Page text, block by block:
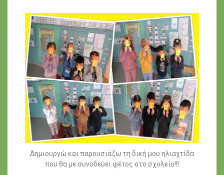
Δημιουργώ και παρουσιάζω τη δική μου ηλιαχτίδα
που θα με συνοδεύει φέτος στο σχολείο!!!